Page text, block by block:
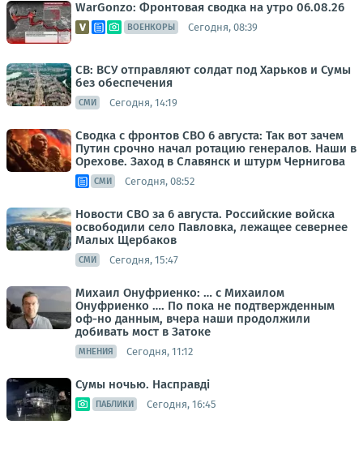
WarGonzo: Фронтовая сводка на утро 06.08.26
ВОЕНКОРЫ Сегодня, 08:39
СВ: ВСУ отправляют солдат под Харьков и Сумы
без обеспечения
СМИ Сегодня, 14:19
Сводка с фронтов СВО 6 августа: Так вот зачем
Путин срочно начал ротацию генералов. Наши в
Орехове. Заход в Славянск и штурм Чернигова
СМИ Сегодня, 08:52
Новости СВО за 6 августа. Российские войска
освободили село Павловка, лежащее севернее
Малых Щербаков
СМИ Сегодня, 15:47
Михаил Онуфриенко: … с Михаилом
Онуфриенко …. По пока не подтвержденным
оф-но данным, вчера наши продолжили
добивать мост в Затоке
МНЕНИЯ Сегодня, 11:12
Сумы ночью. Насправді
ПАБЛИКИ Сегодня, 16:45